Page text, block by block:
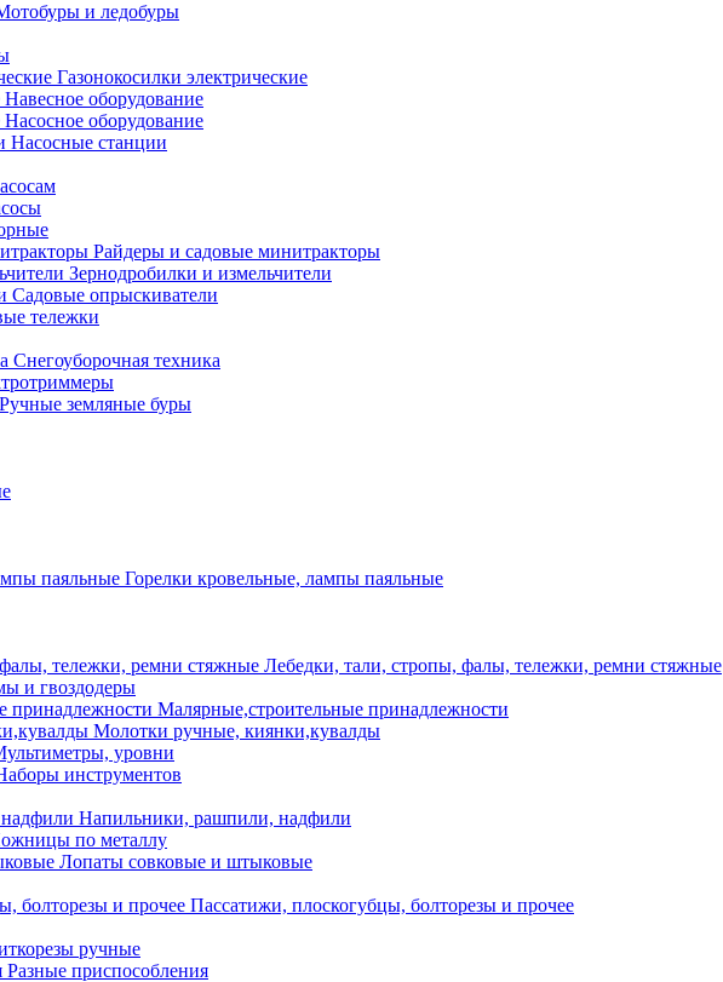
и ледобуры
Газонокосилки электрические
Навесное оборудование
Насосное оборудование
Насосные станции
Райдеры и садовые минитракторы
Зернодробилки и измельчители
Садовые опрыскиватели
тележки
Снегоуборочная техника
Ручные земляные буры
Горелки кровельные, лампы паяльные
Лебедки, тали, стропы, фалы, тележки, ремни стяжные
и гвоздодеры
Малярные,строительные принадлежности
Молотки ручные, киянки,кувалды
уровни
инструментов
Напильники, рашпили, надфили
по металлу
Лопаты совковые и штыковые
Пассатижи, плоскогубцы, болторезы и прочее
ручные
Разные приспособления